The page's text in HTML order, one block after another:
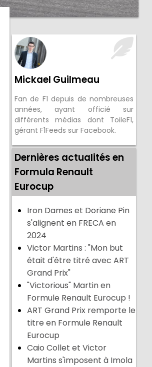
Mickael Guilmeau
Fan de F1 depuis de nombreuses
années, ayant officié sur
différents médias dont ToileF1,
gérant F1Feeds sur Facebook.
Dernières actualités en
Formula Renault
Eurocup
Iron Dames et Doriane Pin
s'alignent en FRECA en
2024
Victor Martins : "Mon but
était d'être titré avec ART
Grand Prix"
"Victorious" Martin en
Formule Renault Eurocup !
ART Grand Prix remporte le
titre en Formule Renault
Eurocup
Caio Collet et Victor
Martins s'imposent à Imola